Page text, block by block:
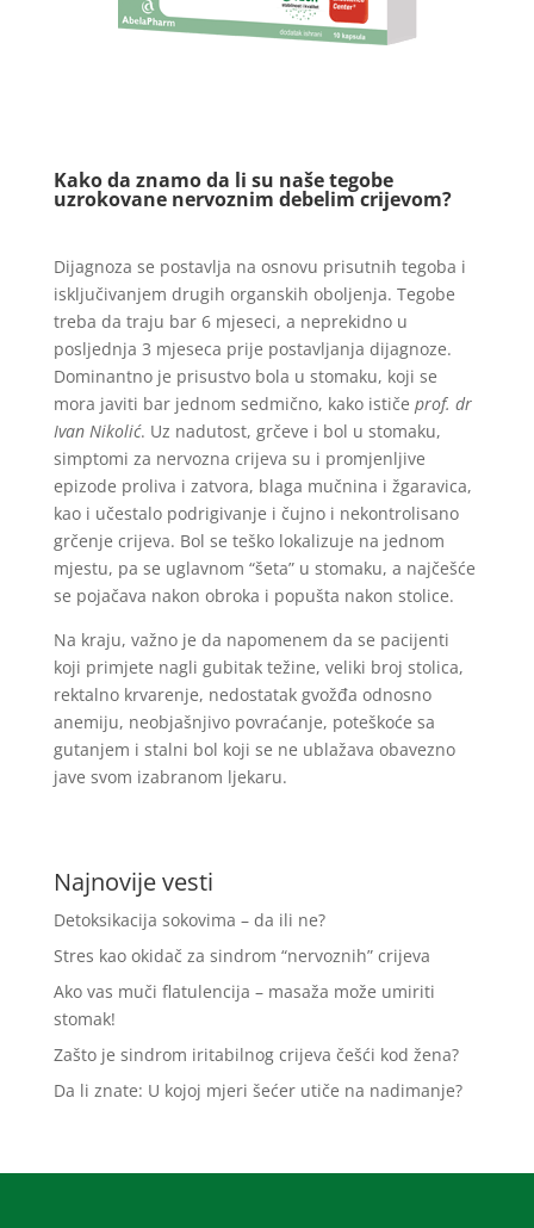
Kako da znamo da li su naše tegobe
uzrokovane nervoznim debelim crijevom?
Dijagnoza se postavlja na osnovu prisutnih tegoba i
isključivanjem drugih organskih oboljenja. Tegobe
treba da traju bar 6 mjeseci, a neprekidno u
posljednja 3 mjeseca prije postavljanja dijagnoze.
Dominantno je prisustvo bola u stomaku, koji se
mora javiti bar jednom sedmično, kako ističe prof. dr
Ivan Nikolić. Uz nadutost, grčeve i bol u stomaku,
simptomi za nervozna crijeva su i promjenljive
epizode proliva i zatvora, blaga mučnina i žgaravica,
kao i učestalo podrigivanje i čujno i nekontrolisano
grčenje crijeva. Bol se teško lokalizuje na jednom
mjestu, pa se uglavnom “šeta” u stomaku, a najčešće
se pojačava nakon obroka i popušta nakon stolice.
Na kraju, važno je da napomenem da se pacijenti
koji primjete nagli gubitak težine, veliki broj stolica,
rektalno krvarenje, nedostatak gvožđa odnosno
anemiju, neobjašnjivo povraćanje, poteškoće sa
gutanjem i stalni bol koji se ne ublažava obavezno
jave svom izabranom ljekaru.
Najnovije vesti
Detoksikacija sokovima – da ili ne?
Stres kao okidač za sindrom “nervoznih” crijeva
Ako vas muči flatulencija – masaža može umiriti
stomak!
Zašto je sindrom iritabilnog crijeva češći kod žena?
Da li znate: U kojoj mjeri šećer utiče na nadimanje?